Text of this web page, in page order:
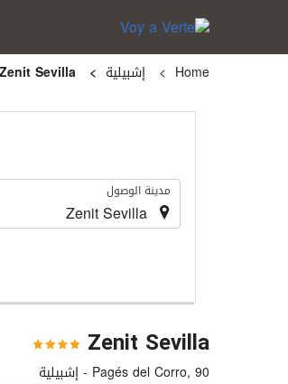
Home إشبيلية
. مدينة الوصول
Zenit Sevilla
Pagés del Corro, 90 - إشبيلية